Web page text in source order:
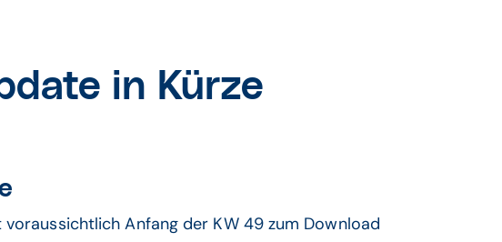
in Kürze
voraussichtlich Anfang der KW 49 zum Download